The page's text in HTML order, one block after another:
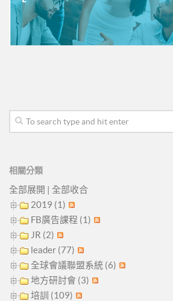
相關分類
全部展開 | 全部收合
2019 (1)
FB廣告課程 (1)
JR (2)
leader (77)
全球會議聯盟系統 (6)
地方研討會 (3)
培訓 (109)